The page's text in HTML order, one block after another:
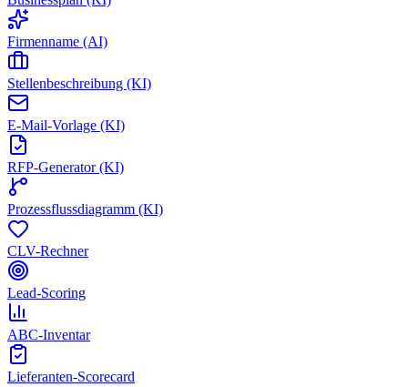
Firmenname (AI)
Stellenbeschreibung (KI)
E-Mail-Vorlage (KI)
RFP-Generator (KI)
Prozessflussdiagramm (KI)
CLV-Rechner
Lead-Scoring
ABC-Inventar
Lieferanten-Scorecard